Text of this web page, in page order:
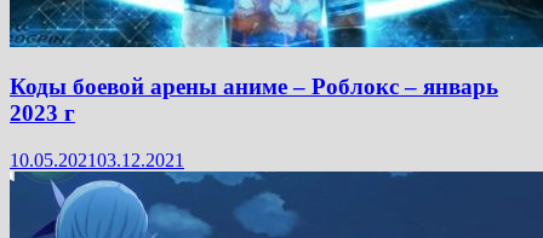
Коды боевой арены аниме – Роблокс – январь
2023 г
10.05.202103.12.2021